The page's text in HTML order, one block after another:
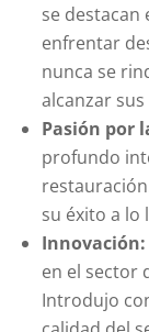
se destacan
enfrentar
nunca se
alcanzar
Pasión por
profundo
su éxito a lo
Innovación:
en el sector
Introdujo